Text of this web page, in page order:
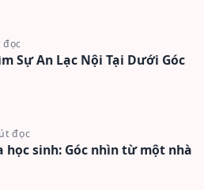
đọc
Sự An Lạc Nội Tại Dưới Góc
đọc
học sinh: Góc nhìn từ một nhà